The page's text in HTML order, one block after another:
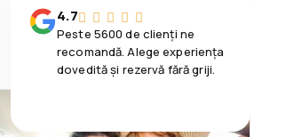
4.7
Peste 5600 de clienți ne
recomandă. Alege experiența
dovedită și rezervă fără griji.